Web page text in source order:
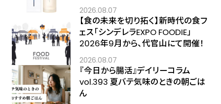
2026.08.07
【食の未来を切り拓く】新時代の食フ
ェス「シンデレラEXPO FOODIE」
2026年9月から、代官山にて開催！
2026.08.07
『今日から腸活』デイリーコラム
vol.393 夏バテ気味のときの朝ごは
ん